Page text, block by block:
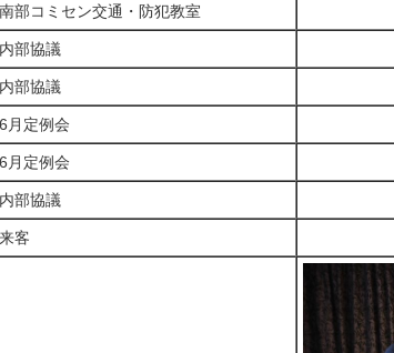
南部コミセン交通・防犯教室
内部協議
内部協議
6月定例会
6月定例会
内部協議
来客